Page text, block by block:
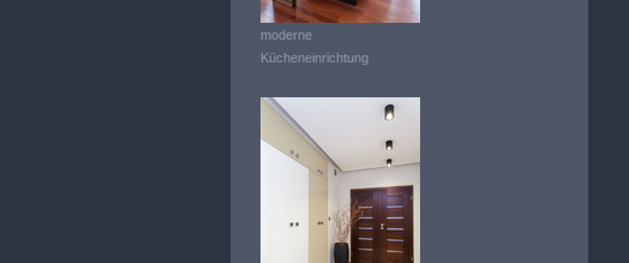
moderne
Kücheneinrichtung